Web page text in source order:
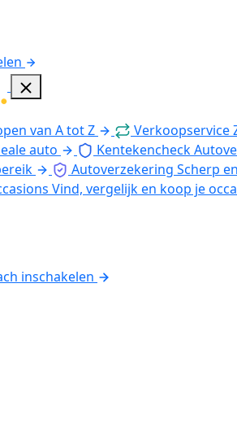
van A tot Z Verkoopservice
auto Kentekencheck
Autoverzekering Scherp
Vind, vergelijk en koop je
inschakelen